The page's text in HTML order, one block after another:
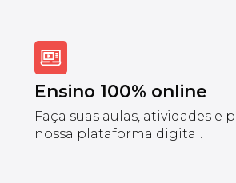
Ensino 100% online
Faça suas aulas, atividades e
nossa plataforma digital.